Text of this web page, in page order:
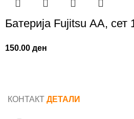
Батерија Fujitsu АА, сет
150.00ден
КОНТАКТ ДЕТАЛИ